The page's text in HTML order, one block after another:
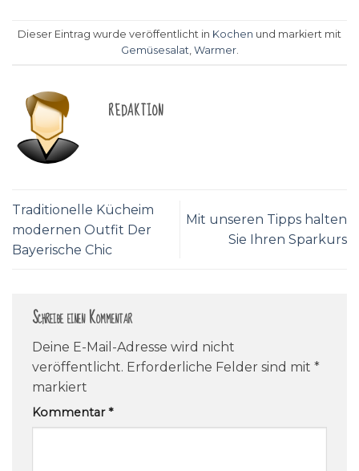
Dieser Eintrag wurde veröffentlicht in Kochen und markiert mit
Gemüsesalat Warmer.
REDAKTION
Traditionelle Kücheim
modernen Outfit Der
Bayerische Chic
Mit unseren Tipps halten
Sie Ihren Sparkurs
Schreibe einen Kommentar
Deine E-Mail-Adresse wird nicht
veröffentlicht. Erforderliche Felder sind mit *
markiert
Kommentar*